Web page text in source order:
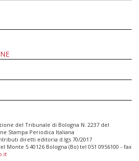
del Tribunale di Bologna N. 2237 del
Stampa Periodica Italiana
diretti editoria d.lgs 70/2017
Monte 5 40126 Bologna (Bo) tel 051 0956100 - fax